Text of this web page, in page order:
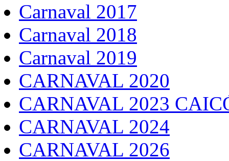
Carnaval 2017
Carnaval 2018
Carnaval 2019
CARNAVAL 2020
CARNAVAL 2023
CARNAVAL 2024
CARNAVAL 2026